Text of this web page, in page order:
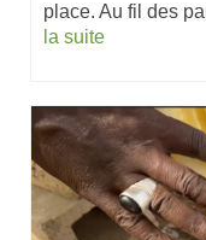
place. Au fil des
la suite